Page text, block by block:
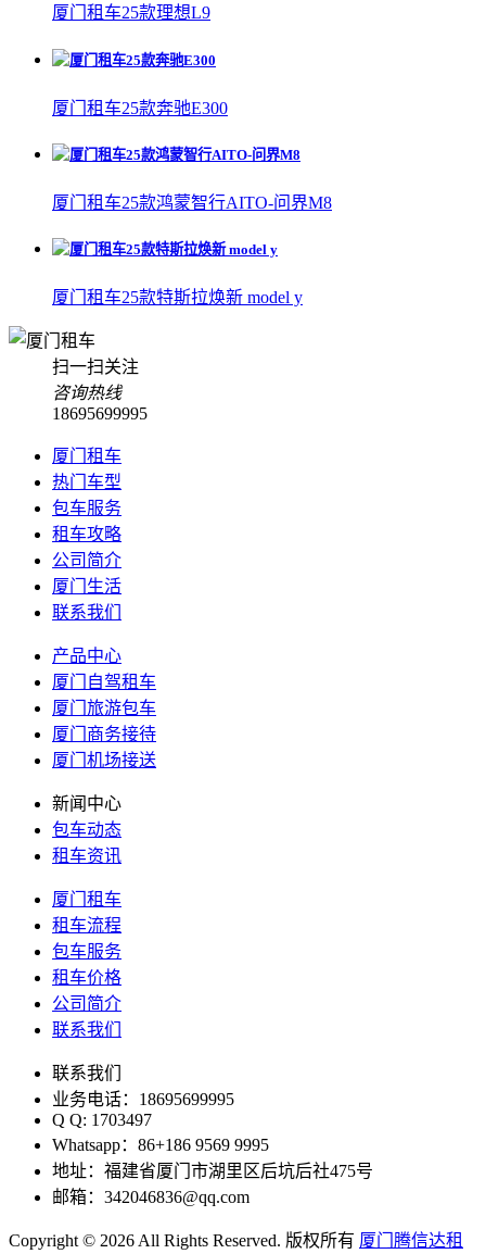
厦门租车25款理想L9
厦门租车25款奔驰E300
厦门租车25款鸿蒙智行AITO-问界M8
厦门租车25款特斯拉焕新 model y
扫一扫关注
咨询热线
18695699995
厦门租车
热门车型
包车服务
租车攻略
公司简介
厦门生活
联系我们
产品中心
厦门自驾租车
厦门旅游包车
厦门商务接待
厦门机场接送
新闻中心
包车动态
租车资讯
厦门租车
租车流程
包车服务
租车价格
公司简介
联系我们
联系我们
业务电话：18695699995
Q Q: 1703497
Whatsapp：86+186 9569 9995
地址：福建省厦门市湖里区后坑后社475号
邮箱：342046836@qq.com
Copyright © 2026 All Rights Reserved. 版权所有 厦门腾信达租